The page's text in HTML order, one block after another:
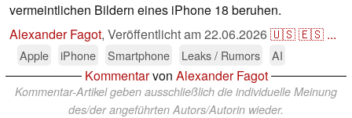
vermeintlichen Bildern eines iPhone 18 beruhen.
Alexander Fagot, Veröffentlicht am22.06.2026🇺🇸🇪🇸 ...
Apple iPhone Smartphone Leaks / Rumors AI
Kommentarvon Alexander Fagot
Kommentar-Artikel geben ausschließlich die individuelle Meinung
des/der angeführten Autors/Autorin wieder.